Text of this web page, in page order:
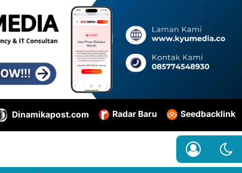
Dinamikapost.com Radar Baru Seedbacklink